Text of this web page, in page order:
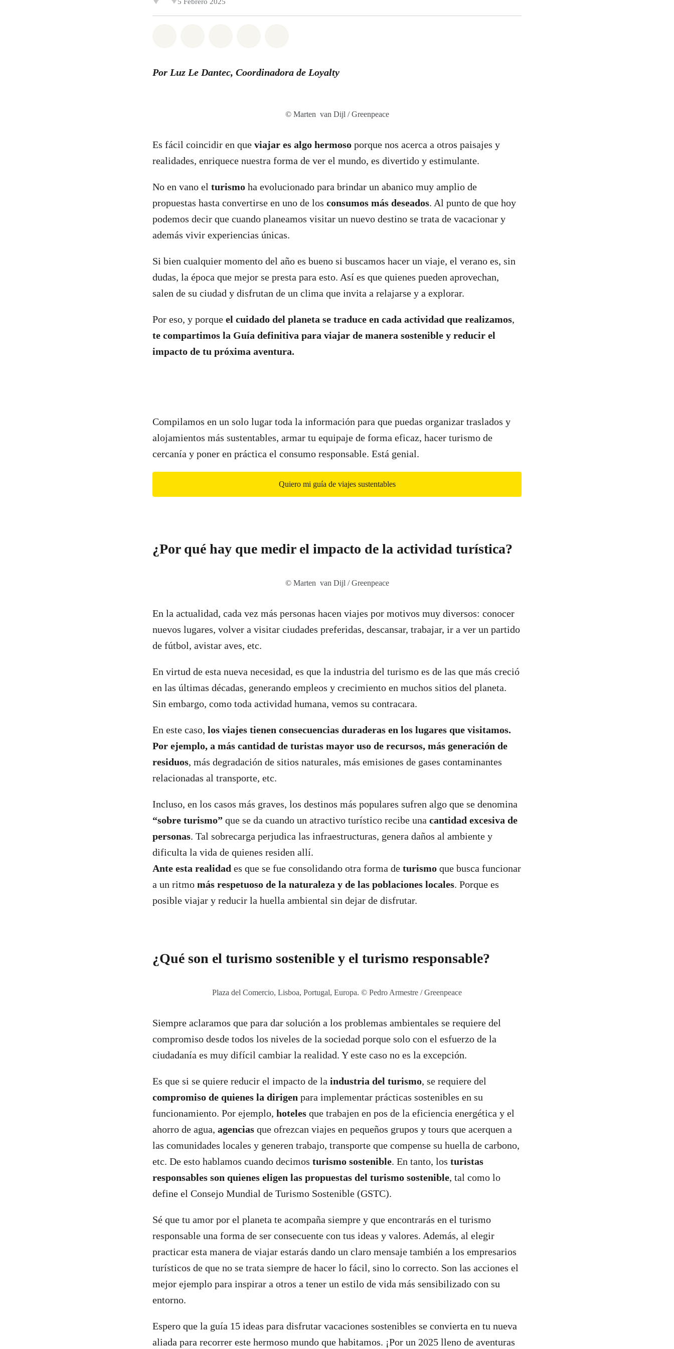
Por Luz Le Dantec, Coordinadora de Loyalty
© Marten van Dijl / Greenpeace
Es fácil coincidir en que viajar es algo hermoso porque nos acerca a otros paisajes y
realidades, enriquece nuestra forma de ver el mundo, es divertido y estimulante.
No en vano el turismo ha evolucionado para brindar un abanico muy amplio de
propuestas hasta convertirse en uno de los consumos más deseados. Al punto de que hoy
podemos decir que cuando planeamos visitar un nuevo destino se trata de vacacionar y
además vivir experiencias únicas.
Si bien cualquier momento del año es bueno si buscamos hacer un viaje, el verano es, sin
dudas, la época que mejor se presta para esto. Así es que quienes pueden aprovechan,
salen de su ciudad y disfrutan de un clima que invita a relajarse y a explorar.
Por eso, y porque el cuidado del planeta se traduce en cada actividad que realizamos,
te compartimos la Guía definitiva para viajar de manera sostenible y reducir el
impacto de tu próxima aventura.
Compilamos en un solo lugar toda la información para que puedas organizar traslados y
alojamientos más sustentables, armar tu equipaje de forma eficaz, hacer turismo de
cercanía y poner en práctica el consumo responsable. Está genial.
Quiero mi guía de viajes sustentables
¿Por qué hay que medir el impacto de la actividad turística?
© Marten van Dijl / Greenpeace
En la actualidad, cada vez más personas hacen viajes por motivos muy diversos: conocer
nuevos lugares, volver a visitar ciudades preferidas, descansar, trabajar, ir a ver un partido
de fútbol, avistar aves, etc.
En virtud de esta nueva necesidad, es que la industria del turismo es de las que más creció
en las últimas décadas, generando empleos y crecimiento en muchos sitios del planeta.
Sin embargo, como toda actividad humana, vemos su contracara.
En este caso, los viajes tienen consecuencias duraderas en los lugares que visitamos.
Por ejemplo, a más cantidad de turistas mayor uso de recursos, más generación de
residuos, más degradación de sitios naturales, más emisiones de gases contaminantes
relacionadas al transporte, etc.
Incluso, en los casos más graves, los destinos más populares sufren algo que se denomina
“sobre turismo” que se da cuando un atractivo turístico recibe una cantidad excesiva de
personas. Tal sobrecarga perjudica las infraestructuras, genera daños al ambiente y
dificulta la vida de quienes residen allí.
Ante esta realidad es que se fue consolidando otra forma de turismo que busca funcionar
a un ritmo más respetuoso de la naturaleza y de las poblaciones locales. Porque es
posible viajar y reducir la huella ambiental sin dejar de disfrutar.
¿Qué son el turismo sostenible y el turismo responsable?
Plaza del Comercio, Lisboa, Portugal, Europa. © Pedro Armestre / Greenpeace
Siempre aclaramos que para dar solución a los problemas ambientales se requiere del
compromiso desde todos los niveles de la sociedad porque solo con el esfuerzo de la
ciudadanía es muy difícil cambiar la realidad. Y este caso no es la excepción.
Es que si se quiere reducir el impacto de la industria del turismo, se requiere del
compromiso de quienes la dirigen para implementar prácticas sostenibles en su
funcionamiento. Por ejemplo, hoteles que trabajen en pos de la eficiencia energética y el
ahorro de agua, agencias que ofrezcan viajes en pequeños grupos y tours que acerquen a
las comunidades locales y generen trabajo, transporte que compense su huella de carbono,
etc. De esto hablamos cuando decimos turismo sostenible. En tanto, los turistas
responsables son quienes eligen las propuestas del turismo sostenible, tal como lo
define el Consejo Mundial de Turismo Sostenible (GSTC).
Sé que tu amor por el planeta te acompaña siempre y que encontrarás en el turismo
responsable una forma de ser consecuente con tus ideas y valores. Además, al elegir
practicar esta manera de viajar estarás dando un claro mensaje también a los empresarios
turísticos de que no se trata siempre de hacer lo fácil, sino lo correcto. Son las acciones el
mejor ejemplo para inspirar a otros a tener un estilo de vida más sensibilizado con su
entorno.
Espero que la guía 15 ideas para disfrutar vacaciones sostenibles se convierta en tu nueva
aliada para recorrer este hermoso mundo que habitamos. ¡Por un 2025 lleno de aventuras